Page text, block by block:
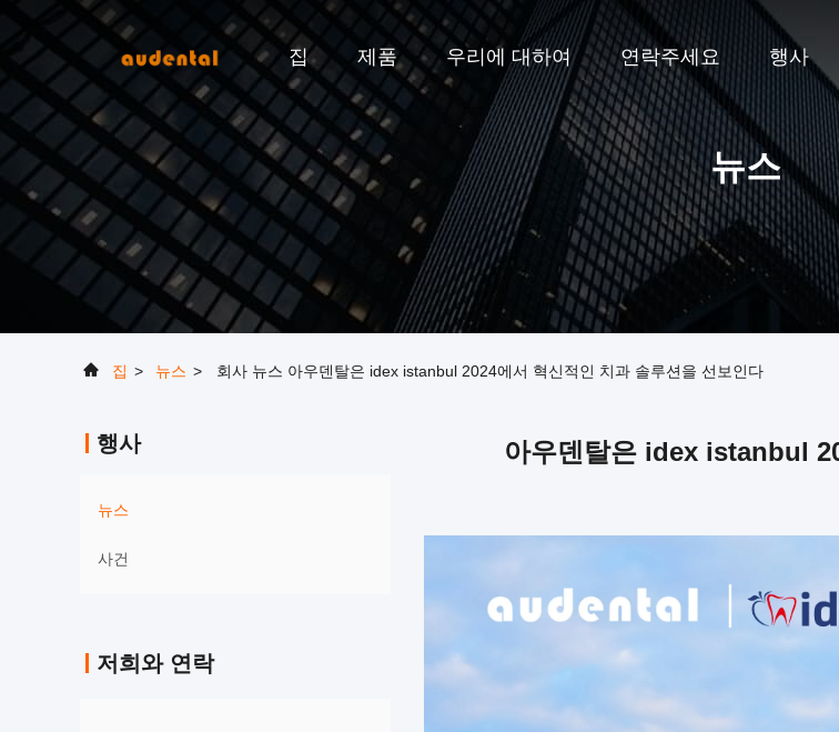
집 제품 우리에 대하여 연락주세요 행사
뉴스
집 > 뉴스 > 회사 뉴스 아우덴탈은 idex istanbul 2024에서 혁신적인 치과 솔루션을 선보인다
행사
뉴스
사건
저희와 연락
아우덴탈은 idex istanbul